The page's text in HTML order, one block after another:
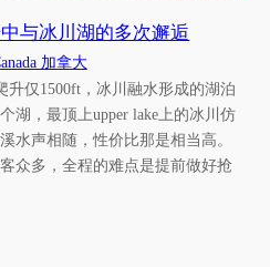
与冰川湖的多次邂逅
加拿大
升仅1500ft，冰川融水形成的湖泊
湖，最顶上upper lake上的冰川仿
水声相随，性价比那是相当高。
众多，全程的难点是提前做好抢